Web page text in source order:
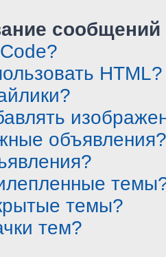
HTML?
объявления?
темы?
тем?